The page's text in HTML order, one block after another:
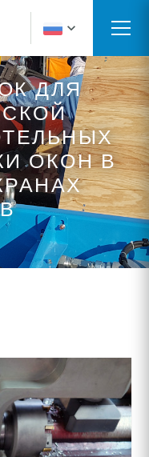
ДЛЯ
ОКОН В